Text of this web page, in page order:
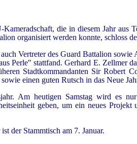
die in diesem Jahr aus
organisiert werden konnte, schloss
Vertreter des Guard Battalion
Perle" stattfand. Gerhard E. Zellmer
Stadtkommandanten Sir Robert
einen guten Rutsch in das Neue
Am heutigen Samstag wird es
geben, um ein neues
der Stammtisch am 7. Januar.